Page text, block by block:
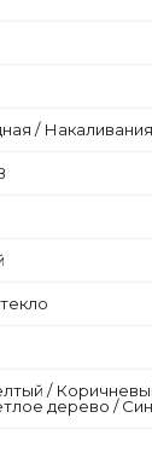
/ Накаливания
/
дерево /